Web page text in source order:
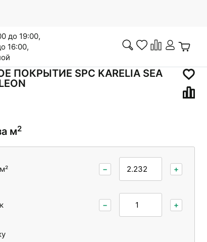
до 19:00,
16:00,
Сопутствующие товары
Межкомнатные двери
ПОКРЫТИЕ SPC KARELIA SEA
м2
− +
− +